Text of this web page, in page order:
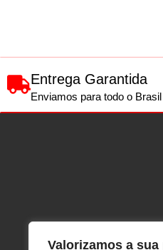
Valorizamos a
Entrega Garantida
Enviamos para todo o Brasil